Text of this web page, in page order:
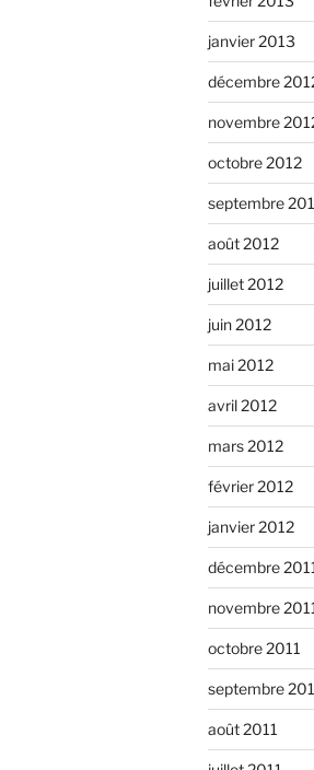
janvier 2013
décembre
novembre
octobre 2012
septembre
août 2012
juillet 2012
juin 2012
mai 2012
avril 2012
mars 2012
février 2012
janvier 2012
décembre
novembre
octobre 2011
septembre
août 2011